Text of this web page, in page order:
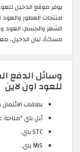
يوفر موقع الدخيل
منتجات العطور
الشعر والجسم، العود
مسك)، لبان الدخيل،
وسائل الدفع
للعود اون لاين
بطاقات
أبل باي
STC باي.
MiS باي.